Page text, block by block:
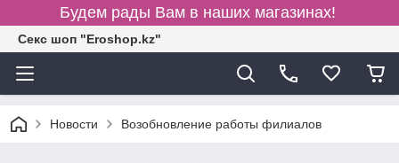
Будем рады Вам в наших магазинах!
Секс шоп "Eroshop.kz"
Новости Возобновление работы филиалов